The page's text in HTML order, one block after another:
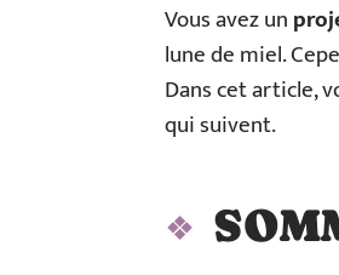
Vous avez un
lune de miel.
Dans cet article,
qui suivent.